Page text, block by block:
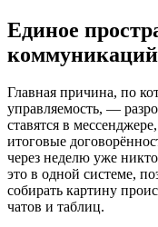
Единое
коммуникаций
Главная причина, по
управляемость, —
ставятся в
итоговые
через неделю уже
это в одной системе,
собирать картину
чатов и таблиц.